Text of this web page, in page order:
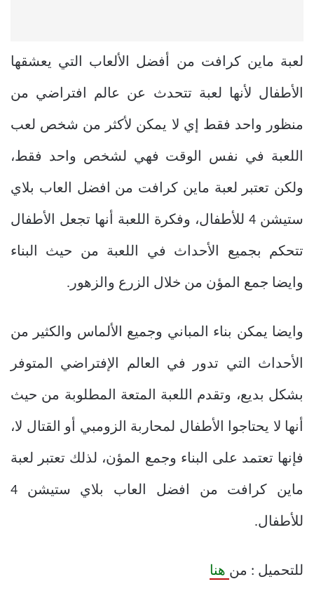
لعبة ماين كرافت من أفضل الألعاب التي يعشقها
الأطفال لأنها لعبة تتحدث عن عالم افتراضي من
منظور واحد فقط إي لا يمكن لأكثر من شخص لعب
اللعبة في نفس الوقت فهي لشخص واحد فقط،
ولكن تعتبر لعبة ماين كرافت من افضل العاب بلاي
ستيشن 4 للأطفال، وفكرة اللعبة أنها تجعل الأطفال
تتحكم بجميع الأحداث في اللعبة من حيث البناء
وايضا جمع المؤن من خلال الزرع والزهور .
وايضا يمكن بناء المباني وجميع الألماس والكثير من
الأحداث التي تدور في العالم الإفتراضي المتوفر
بشكل بديع، وتقدم اللعبة المتعة المطلوبة من حيث
أنها لا يحتاجوا الأطفال لمحاربة الزومبي أو القتال لا،
فإنها تعتمد على البناء وجمع المؤن، لذلك تعتبر لعبة
ماين كرافت من افضل العاب بلاي ستيشن 4
للأطفال.
للتحميل : من هنا